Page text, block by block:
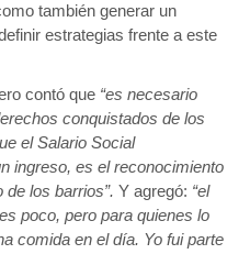
también generar un
estrategias frente a este
contó que “es necesario
conquistados de los
el Salario Social
ingreso, es el reconocimiento
de los barrios”. Y agregó: “el
poco, pero para quienes lo
comida en el día. Yo fui parte